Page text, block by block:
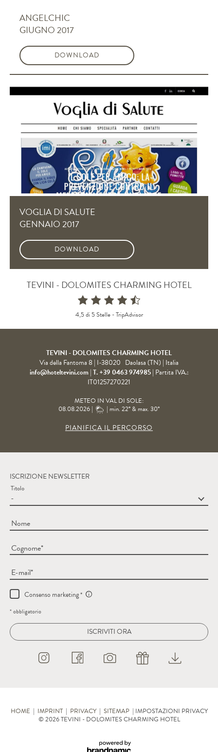
ANGELCHIC
GIUGNO 2017
DOWNLOAD
VOGLIA DI SALUTE
GENNAIO 2017
DOWNLOAD
TEVINI - DOLOMITES CHARMING HOTEL
4,5 di 5 Stelle -TripAdvisor
TEVINI - DOLOMITES CHARMING HOTEL
Via della Fantoma 8 | I-38020 Daolasa (TN) | Italia
info@hoteltevini.com|T. +39 0463 974985| Partita IVA.:
IT01257270221
METEO IN VAL DI SOLE:
08.08.2026 |
| min. 22° & max. 30°
PIANIFICA IL PERCORSO
ISCRIZIONE NEWSLETTER
Titolo
Nome
Cognome
E-mail
Consenso marketing
* obbligatorio
ISCRIVITI ORA
HOME | IMPRINT| PRIVACY| SITEMAP| IMPOSTAZIONI PRIVACY
© 2026 TEVINI - DOLOMITES CHARMING HOTEL